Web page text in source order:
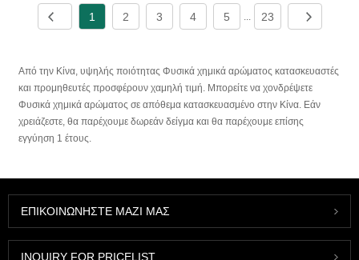
1 2 3 4 5 ... 23
Από την Κίνα, υψηλής ποιότητας Φυσικά χημικά αρώματος κατασκευαστές
και προμηθευτές προσφέρουν χαμηλή τιμή. Μπορείτε να χονδρέψετε
Φυσικά χημικά αρώματος σε απόθεμα κατασκευασμένο στην Κίνα. Εάν
χρειάζεστε, θα παρέχουμε δωρεάν δείγμα και θα παρέχουμε επίσης
εγγύηση 1 έτους.
ΕΠΙΚΟΙΝΩΝΉΣΤΕ ΜΑΖΊ ΜΑΣ
INQUIRY FOR PRICELIST